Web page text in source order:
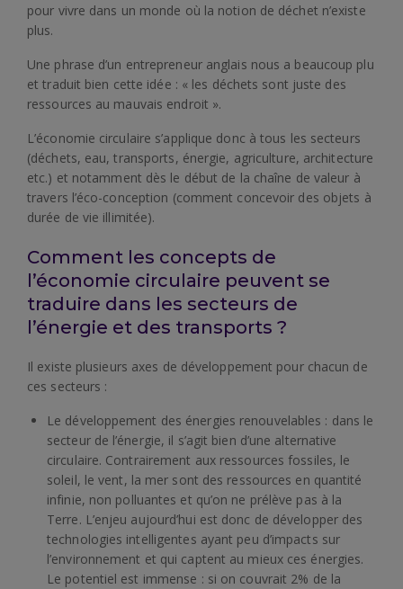
pour vivre dans un monde où la notion de déchet n’existe
plus.
Une phrase d’un entrepreneur anglais nous a beaucoup plu
et traduit bien cette idée : « les déchets sont juste des
ressources au mauvais endroit ».
L’économie circulaire s’applique donc à tous les secteurs
(déchets, eau, transports, énergie, agriculture, architecture
etc.) et notamment dès le début de la chaîne de valeur à
travers l’éco-conception (comment concevoir des objets à
durée de vie illimitée).
Comment les concepts de
l’économie circulaire peuvent se
traduire dans les secteurs de
l’énergie et des transports ?
Il existe plusieurs axes de développement pour chacun de
ces secteurs :
Le développement des énergies renouvelables : dans le
secteur de l’énergie, il s’agit bien d’une alternative
circulaire. Contrairement aux ressources fossiles, le
soleil, le vent, la mer sont des ressources en quantité
infinie, non polluantes et qu’on ne prélève pas à la
Terre. L’enjeu aujourd’hui est donc de développer des
technologies intelligentes ayant peu d’impacts sur
l’environnement et qui captent au mieux ces énergies.
Le potentiel est immense : si on couvrait 2% de la